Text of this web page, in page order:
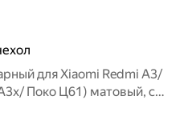
для Xiaomi Redmi A3/
Поко Ц61) матовый, с